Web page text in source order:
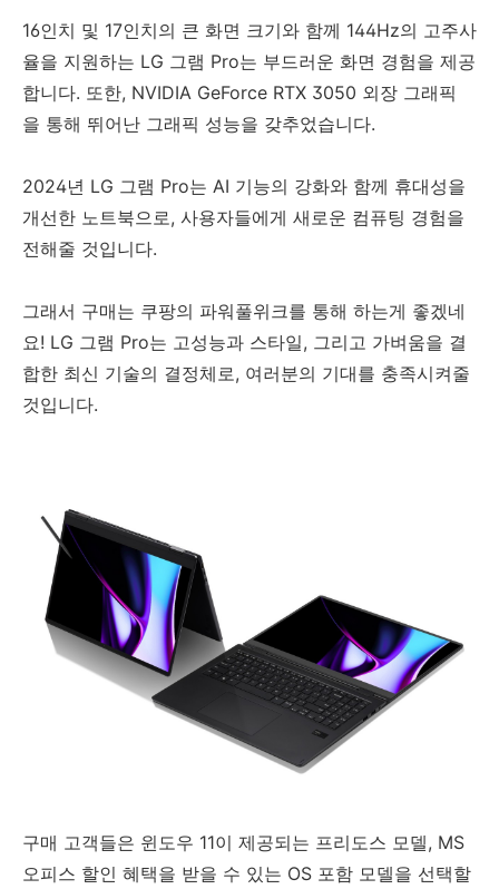
16인치 및 17인치의 큰 화면 크기와 함께 144Hz의 고주사
율을 지원하는 LG 그램 Pro는 부드러운 화면 경험을 제공
합니다. 또한, NVIDIA GeForce RTX 3050 외장 그래픽
을 통해 뛰어난 그래픽 성능을 갖추었습니다.
2024년 LG 그램 Pro는 AI 기능의 강화와 함께 휴대성을
개선한 노트북으로, 사용자들에게 새로운 컴퓨팅 경험을
전해줄 것입니다.
그래서 구매는 쿠팡의 파워풀위크를 통해 하는게 좋겠네
요! LG 그램 Pro는 고성능과 스타일, 그리고 가벼움을 결
합한 최신 기술의 결정체로, 여러분의 기대를 충족시켜줄
것입니다.
구매 고객들은 윈도우 11이 제공되는 프리도스 모델, MS
오피스 할인 혜택을 받을 수 있는 OS 포함 모델을 선택할